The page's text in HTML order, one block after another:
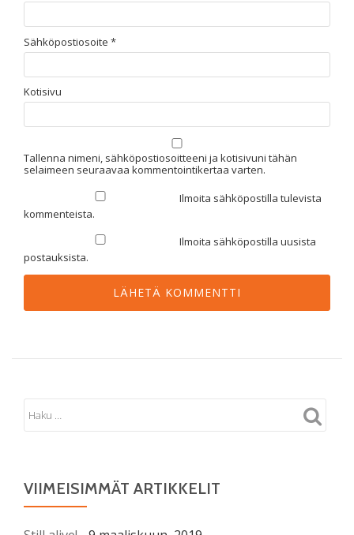
Sähköpostiosoite *
Kotisivu
Tallenna nimeni, sähköpostiosoitteeni ja kotisivuni tähän
selaimeen seuraavaa kommentointikertaa varten.
Ilmoita sähköpostilla tulevista
kommenteista.
Ilmoita sähköpostilla uusista
postauksista.
VIIMEISIMMÄT ARTIKKELIT